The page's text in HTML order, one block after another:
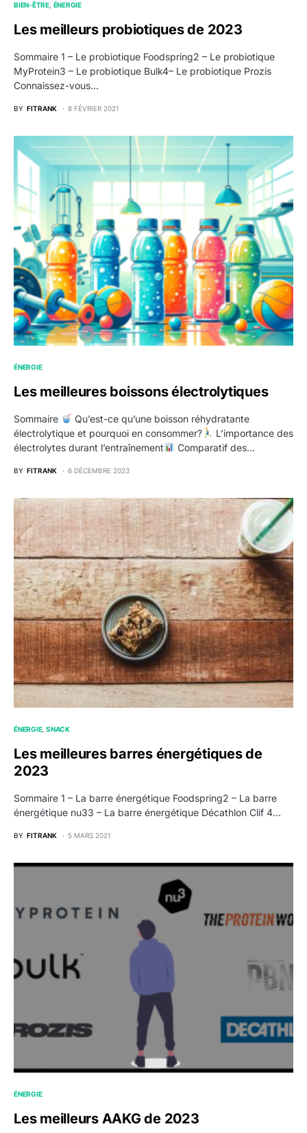
BIEN-ÊTRE ÉNERGIE
Les meilleurs probiotiques de 2023
Sommaire 1 – Le probiotique Foodspring2 – Le probiotique
MyProtein3 – Le probiotique Bulk4– Le probiotique Prozis
Connaissez-vous…
BY FITRANK 8 FÉVRIER 2021
ÉNERGIE
Les meilleures boissons électrolytiques
Sommaire
Qu’est-ce qu’une boisson réhydratante
électrolytique et pourquoi en consommer?
L’importance des
électrolytes durant l’entraînement
Comparatif des…
BY FITRANK 6 DÉCEMBRE 2023
ÉNERGIE SNACK
Les meilleures barres énergétiques de
2023
Sommaire 1 – La barre énergétique Foodspring2 – La barre
énergétique nu33 – La barre énergétique Décathlon Clif 4…
BY FITRANK 5 MARS 2021
ÉNERGIE
Les meilleurs AAKG de 2023